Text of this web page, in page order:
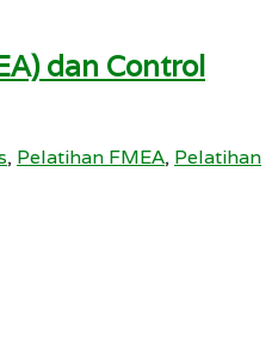
dan Control
, Pelatihan FMEA, Pelatihan